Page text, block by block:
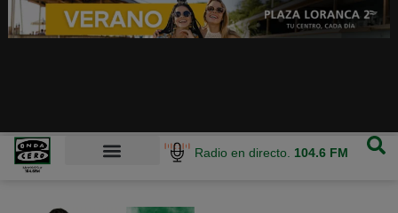
Radio en directo. 104.6 FM